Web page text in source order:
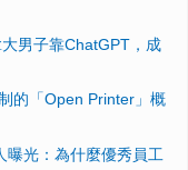
男子靠ChatGPT，成
的「Open Printer」概
曝光：為什麼優秀員工